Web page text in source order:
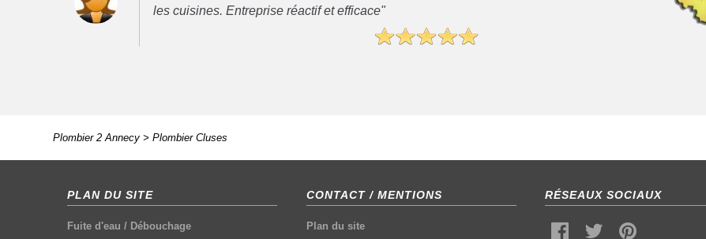
les cuisines. Entreprise réactif et efficace"
Plombier 2 Annecy> Plombier Cluses
PLAN DU SITE
Fuite d'eau / Débouchage
CONTACT / MENTIONS
Plan du site
RÉSEAUX SOCIAUX